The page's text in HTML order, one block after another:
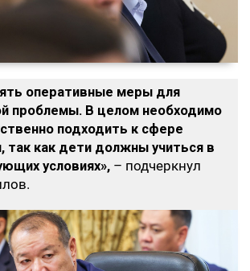
оперативные меры для
проблемы. В целом необходимо
подходить к сфере
так как дети должны учиться в
условиях», – подчеркнул